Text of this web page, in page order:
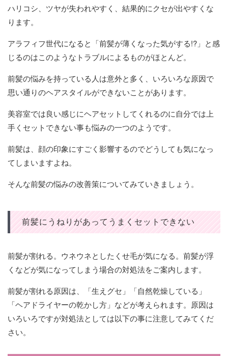
ハリコシ、ツヤが失われやすく、結果的にクセが出やすくな
ります。
アラフィフ世代になると「前髪が薄くなった気がする!?」と感
じるのはこのようなトラブルによるものがほとんど。
前髪の悩みを持っている人は意外と多く、いろいろな原因で
思い通りのヘアスタイルができないことがあります。
美容室では良い感じにヘアセットしてくれるのに自分では上
手くセットできない事も悩みの一つのようです。
前髪は、顔の印象にすごく影響するのでどうしても気になっ
てしまいますよね。
そんな前髪の悩みの改善策についてみていきましょう。
前髪にうねりがあってうまくセットできない
前髪が割れる。ウネウネとしたくせ毛が気になる。前髪が浮
くなどが気になってしまう場合の対処法をご案内します。
前髪が割れる原因は、「生えグセ」「自然乾燥している」
「ヘアドライヤーの乾かし方」などが考えられます。原因は
いろいろですが対処法としては以下の事に注意してみてくだ
さい。